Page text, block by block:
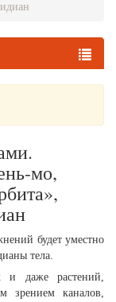
мо,
будет уместно
тела.
и даже растений,
зрением каналов,